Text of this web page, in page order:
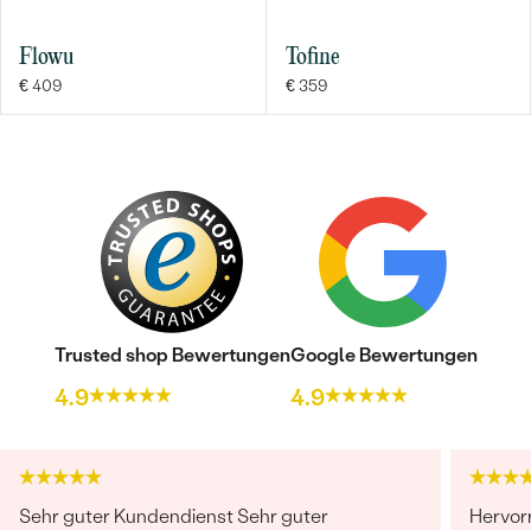
Flowu
€ 409
Tofine
€ 359
Trusted shop Bewertungen
4.9
Google Bewertungen
4.9
Sehr guter Kundendienst Sehr guter